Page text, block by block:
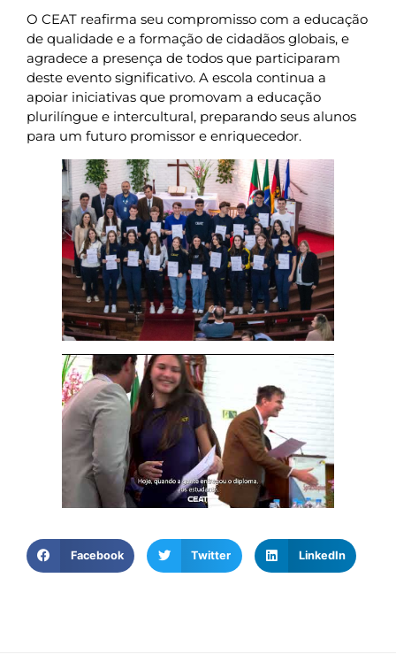
O CEAT reafirma seu compromisso com a educação
de qualidade e a formação de cidadãos globais, e
agradece a presença de todos que participaram
deste evento significativo. A escola continua a
apoiar iniciativas que promovam a educação
plurilíngue e intercultural, preparando seus alunos
para um futuro promissor e enriquecedor.
Facebook Twitter LinkedIn